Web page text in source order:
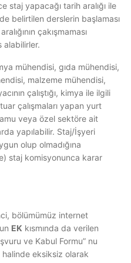
staj yapacağı tarih aralığı ile
belirtilen derslerin başlaması
çakışmaması
alabilirler.
mühendisi, gıda mühendisi,
malzeme mühendisi,
çalıştığı, kimya ile ilgili
çalışmaları yapan yurt
veya özel sektöre ait
yapılabilir. Staj/İşyeri
olup olmadığına
staj komisyonunca karar
bölümümüz internet
EK kısmında da verilen
ve Kabul Formu” nu
eksiksiz olarak